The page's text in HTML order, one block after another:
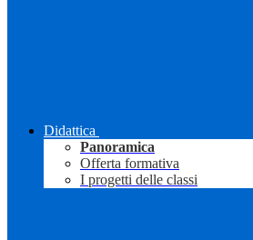
Didattica
Panoramica
Offerta formativa
I progetti delle classi